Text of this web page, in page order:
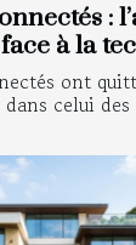
:
à la
ont
celui